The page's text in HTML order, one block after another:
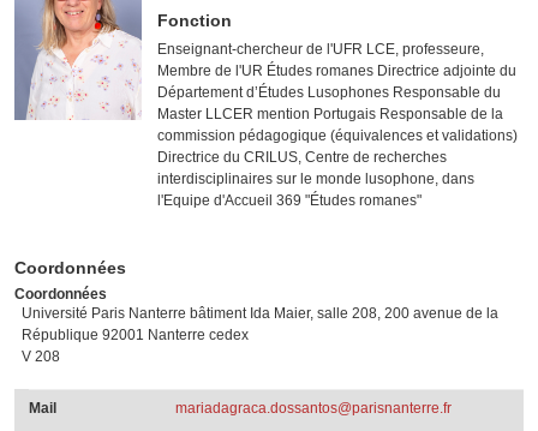
Fonction
Enseignant-chercheur de l'UFR LCE, professeure,
Membre de l'UR Études romanes Directrice adjointe du
Département d’Études Lusophones Responsable du
Master LLCER mention Portugais Responsable de la
commission pédagogique (équivalences et validations)
Directrice du CRILUS, Centre de recherches
interdisciplinaires sur le monde lusophone, dans
l'Equipe d'Accueil 369 "Études romanes"
Coordonnées
Coordonnées
Université Paris Nanterre bâtiment Ida Maier, salle 208, 200 avenue de la
République 92001 Nanterre cedex
V 208
Mail mariadagraca.dossantos@parisnanterre.fr